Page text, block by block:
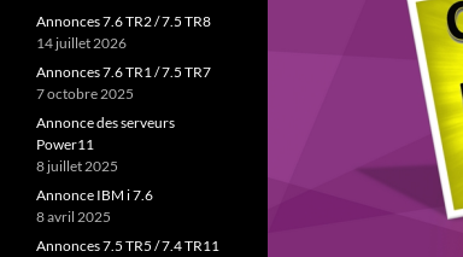
Annonces 7.6 TR2 / 7.5 TR8
14 juillet 2026
Annonces 7.6 TR1 / 7.5 TR7
7 octobre 2025
Annonce des serveurs
Power11
8 juillet 2025
Annonce IBM i 7.6
8 avril 2025
Annonces 7.5 TR5 / 7.4 TR11